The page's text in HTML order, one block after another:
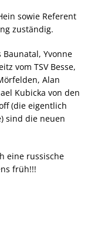
sowie Referent
zuständig.
Baunatal, Yvonne
vom TSV Besse,
Alan
Kubicka von den
(die eigentlich
sind die neuen
eine russische
früh!!!